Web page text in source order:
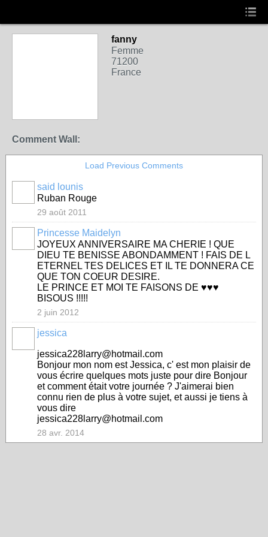
fanny
Femme
71200
France
Comment Wall:
Load Previous Comments
said lounis
Ruban Rouge
29 août 2011
Princesse Maidelyn
JOYEUX ANNIVERSAIRE MA CHERIE ! QUE
DIEU TE BENISSE ABONDAMMENT ! FAIS DE L
ETERNEL TES DELICES ET IL TE DONNERA CE
QUE TON COEUR DESIRE.
LE PRINCE ET MOI TE FAISONS DE ♥♥♥
BISOUS !!!!!
2 juin 2012
jessica
jessica228larry@hotmail.com
Bonjour mon nom est Jessica, c' est mon plaisir de
vous écrire quelques mots juste pour dire Bonjour
et comment était votre journée ? J'aimerai bien
connu rien de plus à votre sujet, et aussi je tiens à
vous dire
jessica228larry@hotmail.com
28 avr. 2014